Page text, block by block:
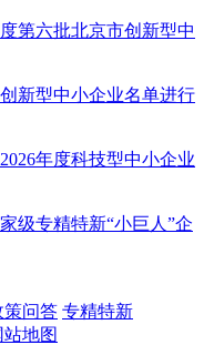
第六批北京市创新型中
新型中小企业名单进行
年度科技型中小企业
级专精特新“小巨人”企
策问答 专精特新
站地图